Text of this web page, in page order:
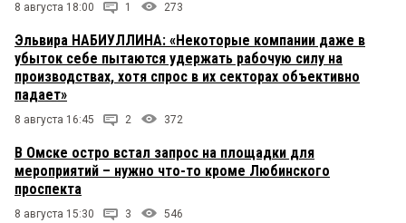
8 августа 18:00 1 273
Эльвира НАБИУЛЛИНА: «Некоторые компании даже в
убыток себе пытаются удержать рабочую силу на
производствах, хотя спрос в их секторах объективно
падает»
8 августа 16:45 2 372
В Омске остро встал запрос на площадки для
мероприятий – нужно что-то кроме Любинского
проспекта
8 августа 15:30 3 546